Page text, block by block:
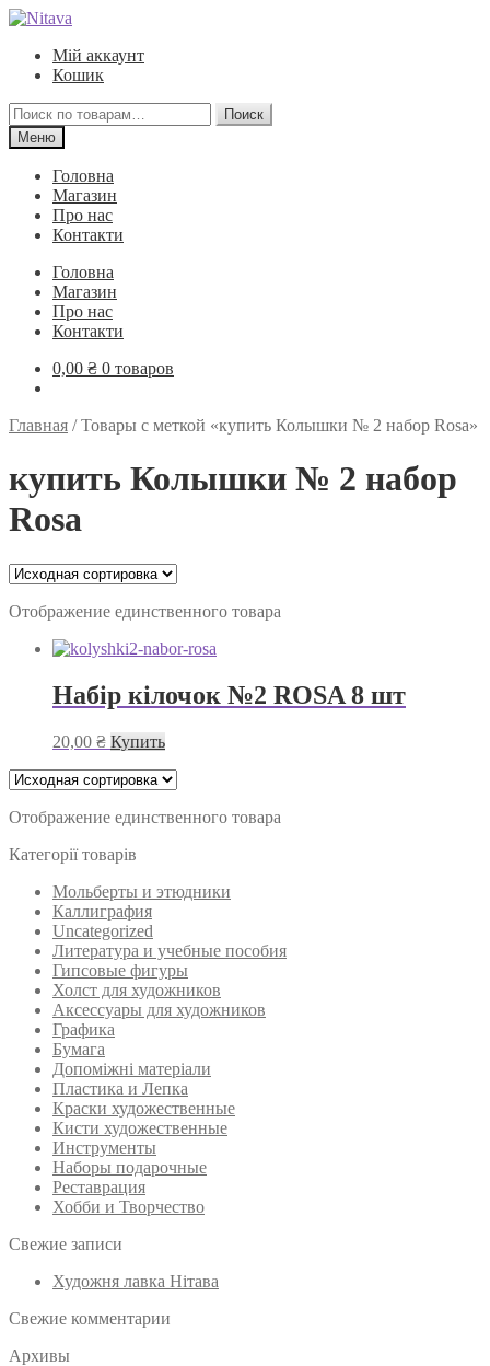
Перейти
навигации
Перейти
содержимому
Мій аккаунт
Кошик
Искать:
Поиск
Меню
Головна
Магазин
Про нас
Контакти
Головна
Магазин
Про нас
Контакти
0,00 ₴ 0 товаров
Главная /Товары с меткой «купить Колышки № 2 набор Rosa»
купить Колышки № 2 набор
Rosa
Отображение единственного товара
Набір кілочок №2 ROSA 8 шт
20,00 ₴ Купить
Отображение единственного товара
Категорії товарів
Мольберты и этюдники
Каллиграфия
Uncategorized
Литература и учебные пособия
Гипсовые фигуры
Холст для художников
Аксессуары для художников
Графика
Бумага
Допоміжні матеріали
Пластика и Лепка
Краски художественные
Кисти художественные
Инструменты
Наборы подарочные
Реставрация
Хобби и Творчество
Свежие записи
Художня лавка Нітава
Свежие комментарии
Архивы